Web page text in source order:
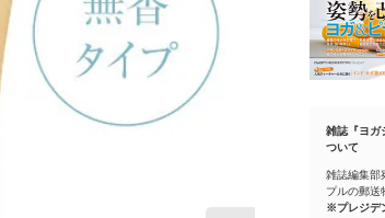
雑誌『ヨガ
ついて
雑誌編集部
プルの郵送
※プレジデ